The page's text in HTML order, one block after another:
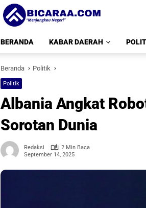
BERANDA KABAR DAERAH
Beranda Politik
Politik
Albania Angkat
Sorotan Dunia
Redaksi
2 Min Baca
September 14, 2025